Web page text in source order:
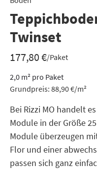
Twinset
177,80€/Paket
2,0 m² pro Paket
Grundpreis: 88,90€/m²
Bei Rizzi MO handelt
Module in der Größe
Module überzeugen
Flor und einer
passen sich ganz